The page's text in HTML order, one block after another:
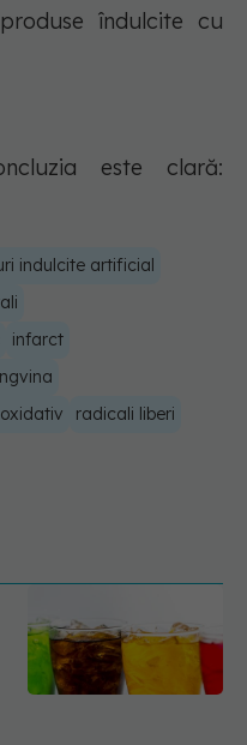
îndulcite cu
este clară:
indulcite artificial
infarct
radicali liberi